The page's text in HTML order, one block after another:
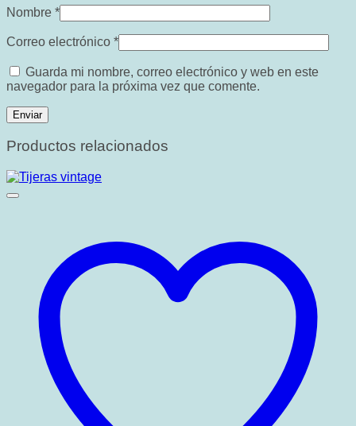
Nombre *
Correo electrónico *
Guarda mi nombre, correo electrónico y web en este
navegador para la próxima vez que comente.
Productos relacionados